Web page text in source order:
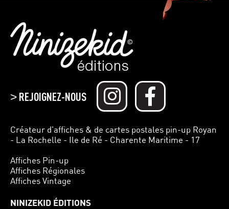
>REJOIGNEZ-NOUS
Créateur d’affiches & de cartes postales pin-up Royan
- La Rochelle - Ile de Ré - Charente Maritime - 17
Affiches Pin-up
Affiches Régionales
Affiches Vintage
NINIZEKID ÉDITIONS